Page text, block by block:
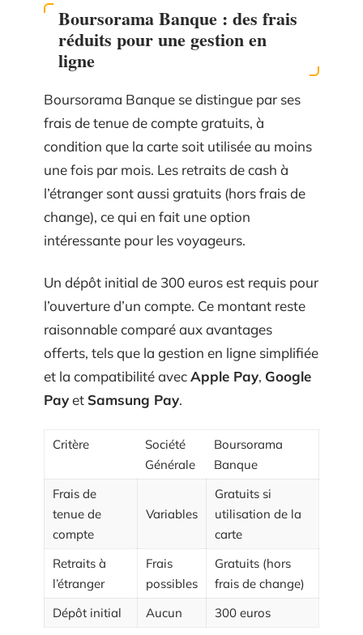
Boursorama Banque : des frais
réduits pour une gestion en
ligne
Boursorama Banque se distingue par ses
frais de tenue de compte gratuits, à
condition que la carte soit utilisée au moins
une fois par mois. Les retraits de cash à
l’étranger sont aussi gratuits (hors frais de
change), ce qui en fait une option
intéressante pour les voyageurs.
Un dépôt initial de 300 euros est requis pour
l’ouverture d’un compte. Ce montant reste
raisonnable comparé aux avantages
offerts, tels que la gestion en ligne simplifiée
et la compatibilité avecApple Pay, Google
Payet Samsung Pay.
Critère
Société
Générale
Boursorama
Banque
Frais de
tenue de
compte
Variables
Gratuits si
utilisation de la
carte
Retraits à
l’étranger
Frais
possibles
Gratuits (hors
frais de change)
Dépôt initial
Aucun 300 euros